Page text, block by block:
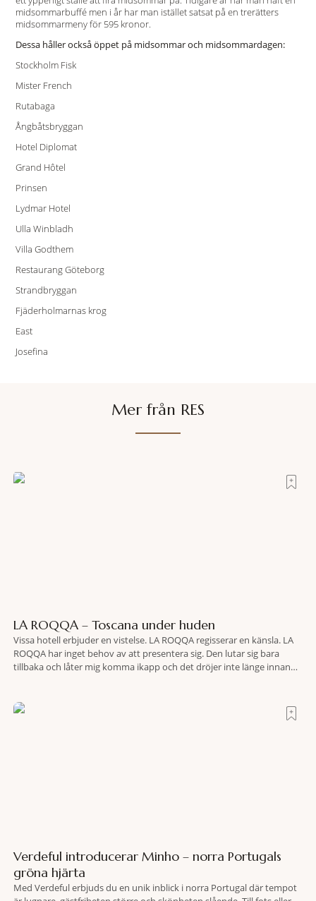
midsommarbuffé men i år har man istället satsat på en trerätters
midsommarmeny för 595 kronor.
Dessa håller också öppet på midsommar och midsommardagen:
Stockholm Fisk
Mister French
Rutabaga
Ångbåtsbryggan
Hotel Diplomat
Grand Hôtel
Prinsen
Lydmar Hotel
Ulla Winbladh
Villa Godthem
Restaurang Göteborg
Strandbryggan
Fjäderholmarnas krog
East
Josefina
Mer från RES
LA ROQQA – Toscana under huden
Vissa hotell erbjuder en vistelse. LA ROQQA regisserar en känsla. LA
ROQQA har inget behov av att presentera sig. Den lutar sig bara
tillbaka och låter mig komma ikapp och det dröjer inte länge innan
Verdeful introducerar Minho – norra Portugals
gröna hjärta
Med Verdeful erbjuds du en unik inblick i norra Portugal där tempot